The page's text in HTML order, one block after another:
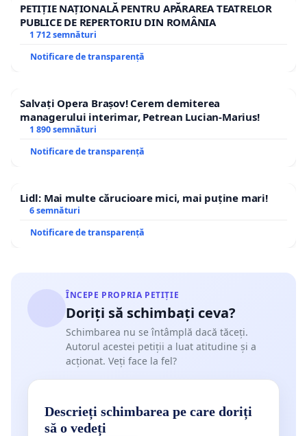
PETIȚIE NAȚIONALĂ PENTRU APĂRAREA TEATRELOR
PUBLICE DE REPERTORIU DIN ROMÂNIA
1 712 semnături
Notificare de transparență
Salvați Opera Brașov! Cerem demiterea
managerului interimar, Petrean Lucian-Marius!
1 890 semnături
Notificare de transparență
Lidl: Mai multe cărucioare mici, mai puține mari!
6 semnături
Notificare de transparență
ÎNCEPE PROPRIA PETIȚIE
Doriți să schimbați ceva?
Schimbarea nu se întâmplă dacă tăceți.
Autorul acestei petiții a luat atitudine și a
acționat. Veți face la fel?
Descrieți schimbarea pe care doriți
să o vedeți